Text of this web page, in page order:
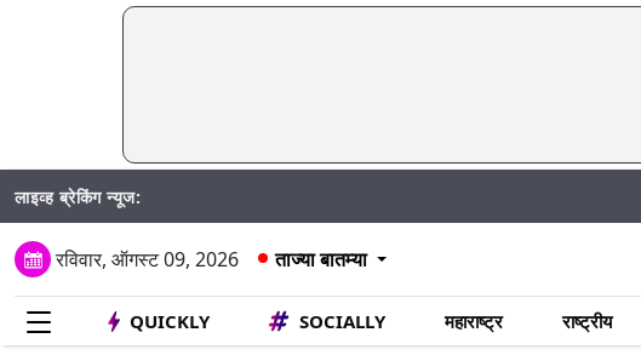
लाइव्ह ब्रेकिंग न्यूज:
रविवार, ऑगस्ट 09, 2026 ताज्या बातम्या
QUICKLY SOCIALLY महाराष्ट्र राष्ट्रीय